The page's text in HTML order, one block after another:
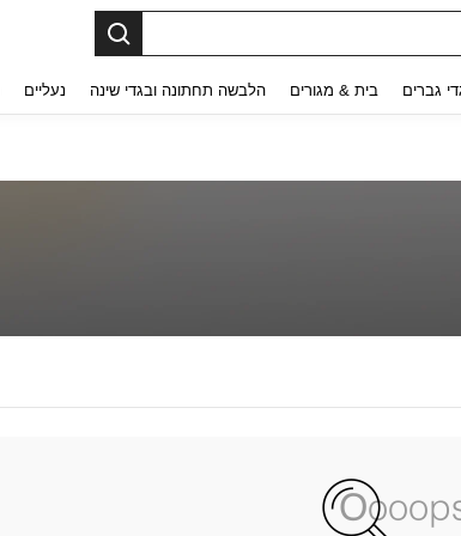
גברים בית & מגורים הלבשה תחתונה ובגדי שינה נעליים